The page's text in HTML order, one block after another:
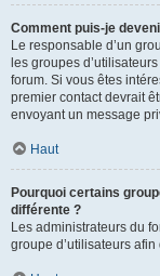
Comment puis-je
Le responsable d’un
les groupes
forum. Si vous êtes
premier contact devrait
envoyant un message
Haut
Pourquoi certains
différente ?
Les administrateurs du
groupe d’utilisateurs